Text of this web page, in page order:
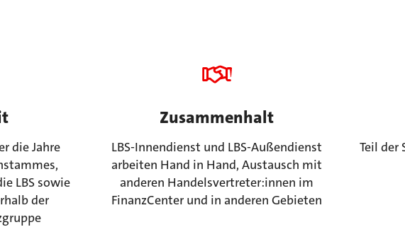
die Jahre
LBS sowie
der
Zusammenhalt
LBS-Innendienst und LBS-Außendienst
arbeiten Hand in Hand, Austausch mit
anderen Handelsvertreter:innen im
FinanzCenter und in anderen Gebieten
Teil der